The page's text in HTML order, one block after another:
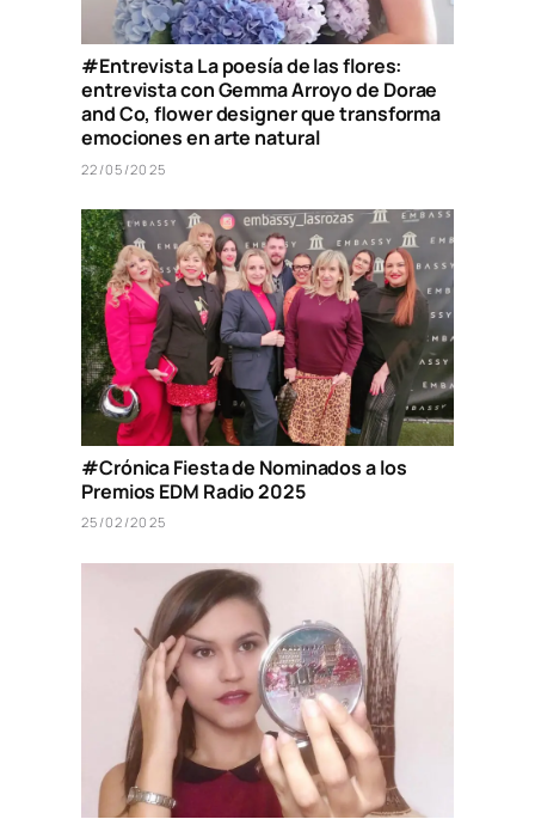
#Entrevista La poesía de las flores:
entrevista con Gemma Arroyo de Dorae
and Co, flower designer que transforma
emociones en arte natural
22/05/2025
#Crónica Fiesta de Nominados a los
Premios EDM Radio 2025
25/02/2025